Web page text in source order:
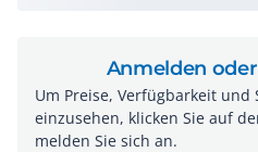
Anmelden
Um Preise, Verfügbarkeit und
einzusehen, klicken Sie auf
melden Sie sich an.